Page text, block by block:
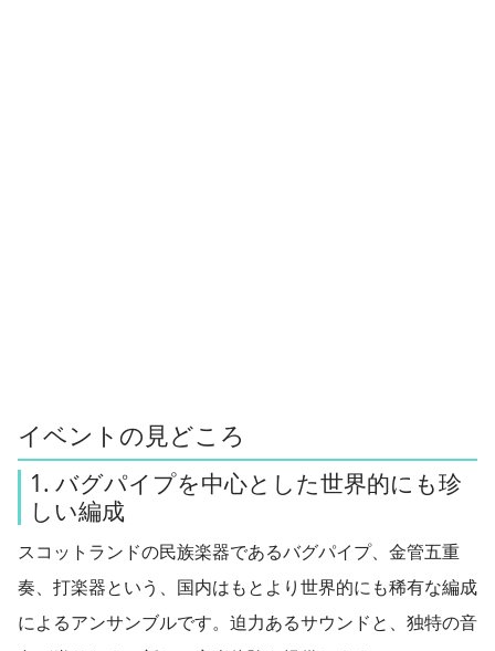
イベントの見どころ
1. バグパイプを中心とした世界的にも珍
しい編成
スコットランドの民族楽器であるバグパイプ、金管五重
奏、打楽器という、国内はもとより世界的にも稀有な編成
によるアンサンブルです。迫力あるサウンドと、独特の音